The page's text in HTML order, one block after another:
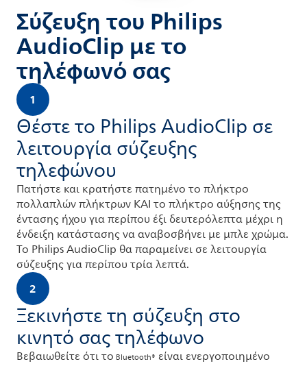
Σύζευξη του Philips
AudioClip με το
τηλέφωνό σας
1
Θέστε το Philips AudioClip σε
λειτουργία σύζευξης
τηλεφώνου
Πατήστε και κρατήστε πατημένο το πλήκτρο
πολλαπλών πλήκτρων ΚΑΙ το πλήκτρο αύξησης της
έντασης ήχου για περίπου έξι δευτερόλεπτα μέχρι η
ένδειξη κατάστασης να αναβοσβήνει με μπλε χρώμα.
Το Philips AudioClip θα παραμείνει σε λειτουργία
σύζευξης για περίπου τρία λεπτά.
2
Ξεκινήστε τη σύζευξη στο
κινητό σας τηλέφωνο
Βεβαιωθείτε ότι το Bluetooth® είναι ενεργοποιημένο